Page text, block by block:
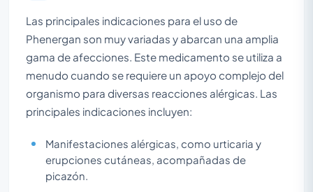
Las principales indicaciones para el uso de
Phenergan son muy variadas y abarcan una amplia
gama de afecciones. Este medicamento se utiliza a
menudo cuando se requiere un apoyo complejo del
organismo para diversas reacciones alérgicas. Las
principales indicaciones incluyen:
Manifestaciones alérgicas, como urticaria y
erupciones cutáneas, acompañadas de
picazón.